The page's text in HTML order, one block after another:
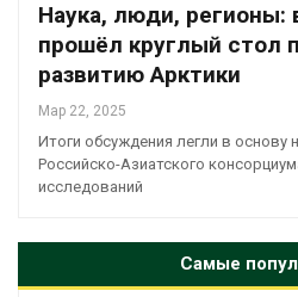
Наука, люди, регионы:
прошёл круглый стол
развитию Арктики
Мар 22, 2025
Итоги обсуждения легли в основу
Российско-Азиатского
исследований
Самые